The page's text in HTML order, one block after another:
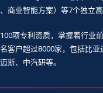
商业智能方案）等7个独立高
项专利资质，掌握着行业
客户超过8000家，包括比
斯、中汽研等。